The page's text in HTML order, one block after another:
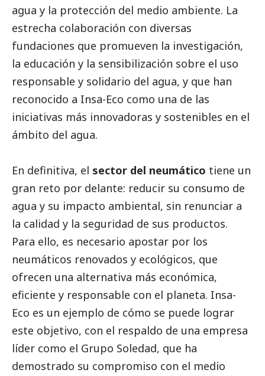
agua y la protección del medio ambiente. La
estrecha colaboración con diversas
fundaciones que promueven la investigación,
la educación y la sensibilización sobre el uso
responsable y solidario del agua, y que han
reconocido a Insa-Eco como una de las
iniciativas más innovadoras y sostenibles en el
ámbito del agua.
En definitiva, el sector del neumático tiene un
gran reto por delante: reducir su consumo de
agua y su impacto ambiental, sin renunciar a
la calidad y la seguridad de sus productos.
Para ello, es necesario apostar por los
neumáticos renovados y ecológicos, que
ofrecen una alternativa más económica,
eficiente y responsable con el planeta. Insa-
Eco es un ejemplo de cómo se puede lograr
este objetivo, con el respaldo de una empresa
líder como el Grupo Soledad, que ha
demostrado su compromiso con el medio